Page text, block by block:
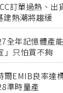
訂單過熱、
建熱潮將趨緩
全年記憶體產
」只怕買不夠
爾EMIB良率達
準時量產